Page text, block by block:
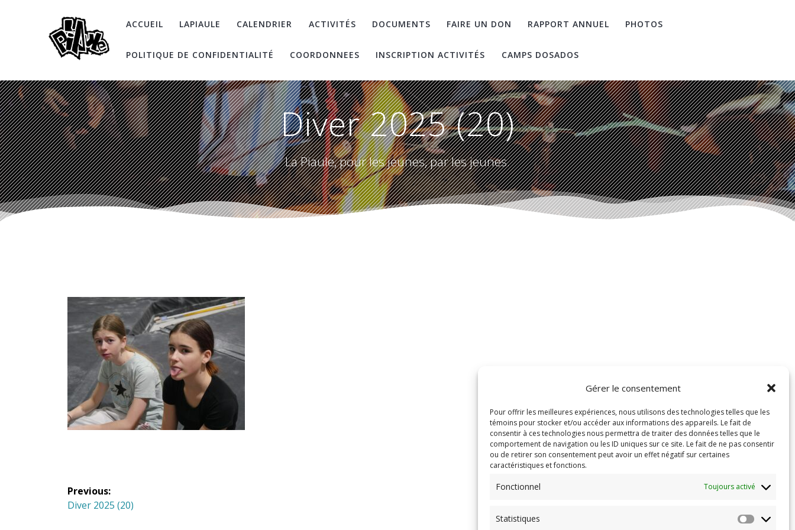
Gérer le consentement
Pour offrir les meilleures expériences, nous utilisons des technologies telles que les
témoins pour stocker et/ou accéder aux informations des appareils. Le fait de
consentir à ces technologies nous permettra de traiter des données telles que le
comportement de navigation ou les ID uniques sur ce site. Le fait de ne pas consentir
ou de retirer son consentement peut avoir un effet négatif sur certaines
caractéristiques et fonctions.
Fonctionnel Toujours activé
Statistiques
ACCUEIL LAPIAULE CALENDRIER ACTIVITÉS DOCUMENTS FAIRE UN DON RAPPORT ANNUEL PHOTOS
POLITIQUE DE CONFIDENTIALITÉ COORDONNEES INSCRIPTION ACTIVITÉS CAMPS DOSADOS
Diver 2025 (20)
La Piaule, pour les jeunes, par les jeunes.
Navigation
de
Previous:
Previous
Diver 2025 (20)